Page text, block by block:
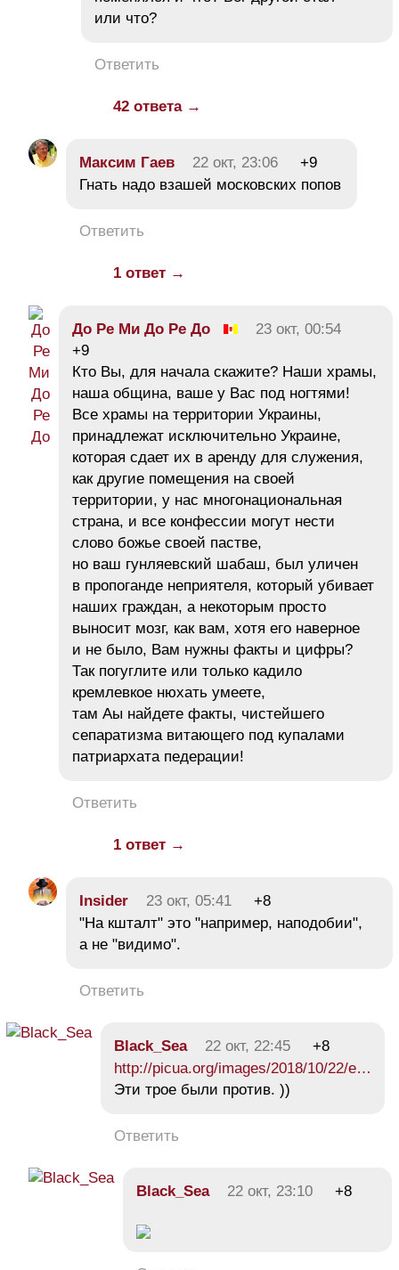
или что?
Ответить
42 ответа →
Максим Гаев 22 окт, 23:06
+9
Гнать надо взашей московских попов
Ответить
1 ответ →
До Ре Ми До Ре До
23 окт, 00:54
+9
Кто Вы, для начала скажите? Наши храмы,
наша община, ваше у Вас под ногтями!
Все храмы на территории Украины,
принадлежат исключительно Украине,
которая сдает их в аренду для служения,
как другие помещения на своей
территории, у нас многонациональная
страна, и все конфессии могут нести
слово божье своей пастве,
но ваш гунляевский шабаш, был уличен
в пропоганде неприятеля, который убивает
наших граждан, а некоторым просто
выносит мозг, как вам, хотя его наверное
и не было, Вам нужны факты и цифры?
Так погуглите или только кадило
кремлевкое нюхать умеете,
там Аы найдете факты, чистейшего
сепаратизма витающего под купалами
патриархата педерации!
Ответить
1 ответ →
Insider 23 окт, 05:41
+8
"На кшталт" это "например, наподобии",
а не "видимо".
Ответить
Black_Sea 22 окт, 22:45
+8
http://picua.org/images/2018/10/22/e…
Эти трое были против. ))
Ответить
Black_Sea 22 окт, 23:10 +8